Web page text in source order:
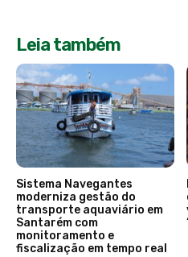
Leia também
Sistema Navegantes
moderniza gestão do
transporte aquaviário em
Santarém com
monitoramento e
fiscalização em tempo real